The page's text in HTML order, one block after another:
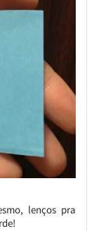
lenços pra